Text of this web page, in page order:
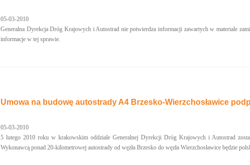
05-03-2010
Generalna Dyrekcja Dróg Krajowych i Autostrad nie potwierdza informacji zawartych w materiale
informacje w tej sprawie.
Umowa na budowę autostrady A4 Brzesko-Wierzchosławice
05-03-2010
5 lutego 2010 roku w krakowskim oddziale Generalnej Dyrekcji Dróg Krajowych i Autostrad
Wykonawcą ponad 20-kilometrowej autostrady od węzła Brzesko do węzła Wierzchosławice będzie